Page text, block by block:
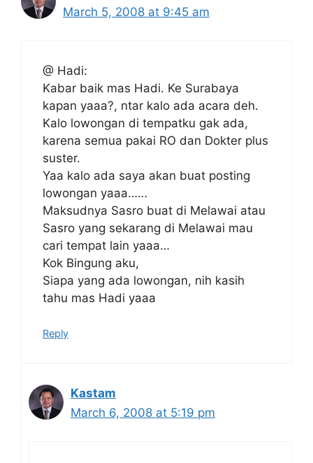
March 5, 2008 at 9:45 am
@ Hadi:
Kabar baik mas Hadi. Ke Surabaya
kapan yaaa?, ntar kalo ada acara deh.
Kalo lowongan di tempatku gak ada,
karena semua pakai RO dan Dokter plus
suster.
Yaa kalo ada saya akan buat posting
lowongan yaaa……
Maksudnya Sasro buat di Melawai atau
Sasro yang sekarang di Melawai mau
cari tempat lain yaaa…
Kok Bingung aku,
Siapa yang ada lowongan, nih kasih
tahu mas Hadi yaaa
Reply
Kastam
March 6, 2008 at 5:19 pm